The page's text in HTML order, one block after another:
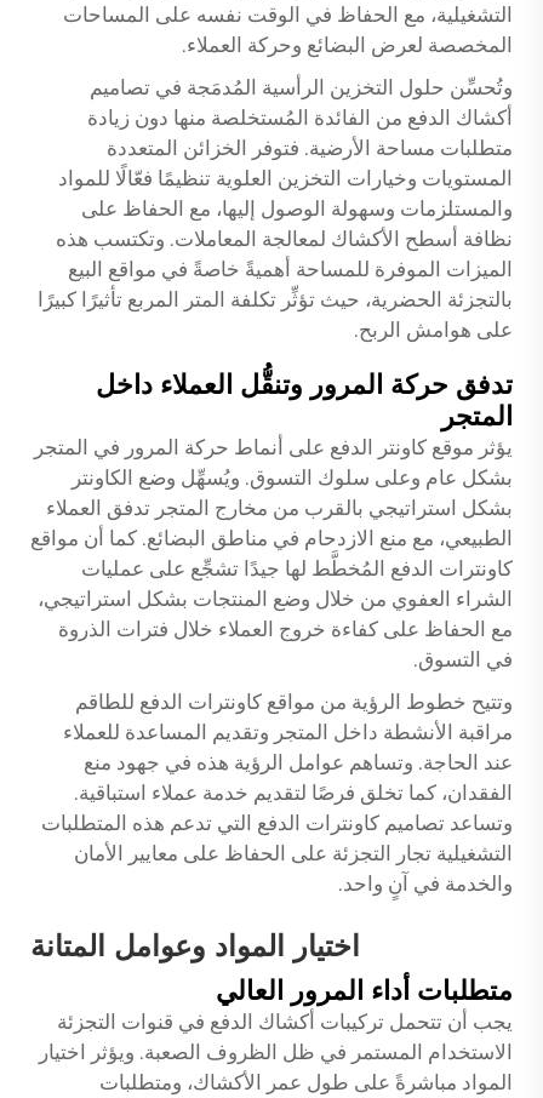
التشغيلية، مع الحفاظ في الوقت نفسه على المساحات
المخصصة لعرض البضائع وحركة العملاء.
وتُحسِّن حلول التخزين الرأسية المُدمَجة في تصاميم
أكشاك الدفع من الفائدة المُستخلصة منها دون زيادة
متطلبات مساحة الأرضية. فتوفر الخزائن المتعددة
المستويات وخيارات التخزين العلوية تنظيمًا فعّالًا للمواد
والمستلزمات وسهولة الوصول إليها، مع الحفاظ على
نظافة أسطح الأكشاك لمعالجة المعاملات. وتكتسب هذه
الميزات الموفرة للمساحة أهميةً خاصةً في مواقع البيع
بالتجزئة الحضرية، حيث تؤثِّر تكلفة المتر المربع تأثيرًا كبيرًا
على هوامش الربح.
تدفق حركة المرور وتنقُّل العملاء داخل
المتجر
يؤثر موقع كاونتر الدفع على أنماط حركة المرور في المتجر
بشكل عام وعلى سلوك التسوق. ويُسهِّل وضع الكاونتر
بشكل استراتيجي بالقرب من مخارج المتجر تدفق العملاء
الطبيعي، مع منع الازدحام في مناطق البضائع. كما أن مواقع
كاونترات الدفع المُخطَّط لها جيدًا تشجِّع على عمليات
الشراء العفوي من خلال وضع المنتجات بشكل استراتيجي،
مع الحفاظ على كفاءة خروج العملاء خلال فترات الذروة
في التسوق.
وتتيح خطوط الرؤية من مواقع كاونترات الدفع للطاقم
مراقبة الأنشطة داخل المتجر وتقديم المساعدة للعملاء
عند الحاجة. وتساهم عوامل الرؤية هذه في جهود منع
الفقدان، كما تخلق فرصًا لتقديم خدمة عملاء استباقية.
وتساعد تصاميم كاونترات الدفع التي تدعم هذه المتطلبات
التشغيلية تجار التجزئة على الحفاظ على معايير الأمان
والخدمة في آنٍ واحد.
اختيار المواد وعوامل المتانة
متطلبات أداء المرور العالي
يجب أن تتحمل تركيبات أكشاك الدفع في قنوات التجزئة
الاستخدام المستمر في ظل الظروف الصعبة. ويؤثر اختيار
المواد مباشرةً على طول عمر الأكشاك، ومتطلبات